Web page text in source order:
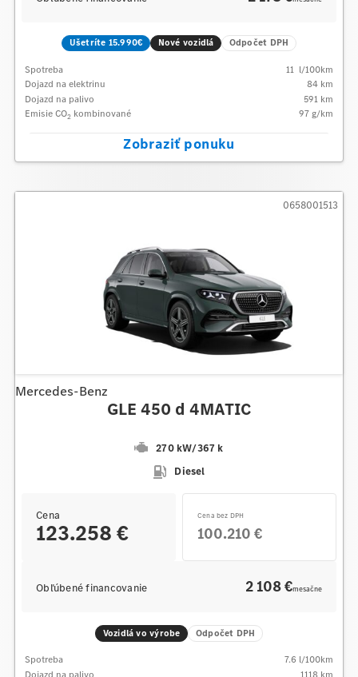
Ušetríte 15.990€ Nové vozidlá Odpočet DPH
Spotreba 11 l/100km
Dojazd na elektrinu
84 km
Dojazd na palivo
591 km
Emisie CO2 kombinované 97 g/km
Zobraziť ponuku
Mercedes-Benz
GLE 450 d 4MATIC
270 kW/367 k
Diesel
0658001513
Cena
123.258 €
Cena bez DPH
100.210 €
Obľúbené financovanie 2 108 €mesačne
Vozidlá vo výrobe Odpočet DPH
Spotreba 7.6 l/100km
Dojazd na palivo
1118 km